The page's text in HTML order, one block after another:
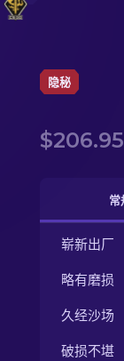
隐秘
$206.95
常
崭新出厂
略有磨损
久经沙场
破损不堪